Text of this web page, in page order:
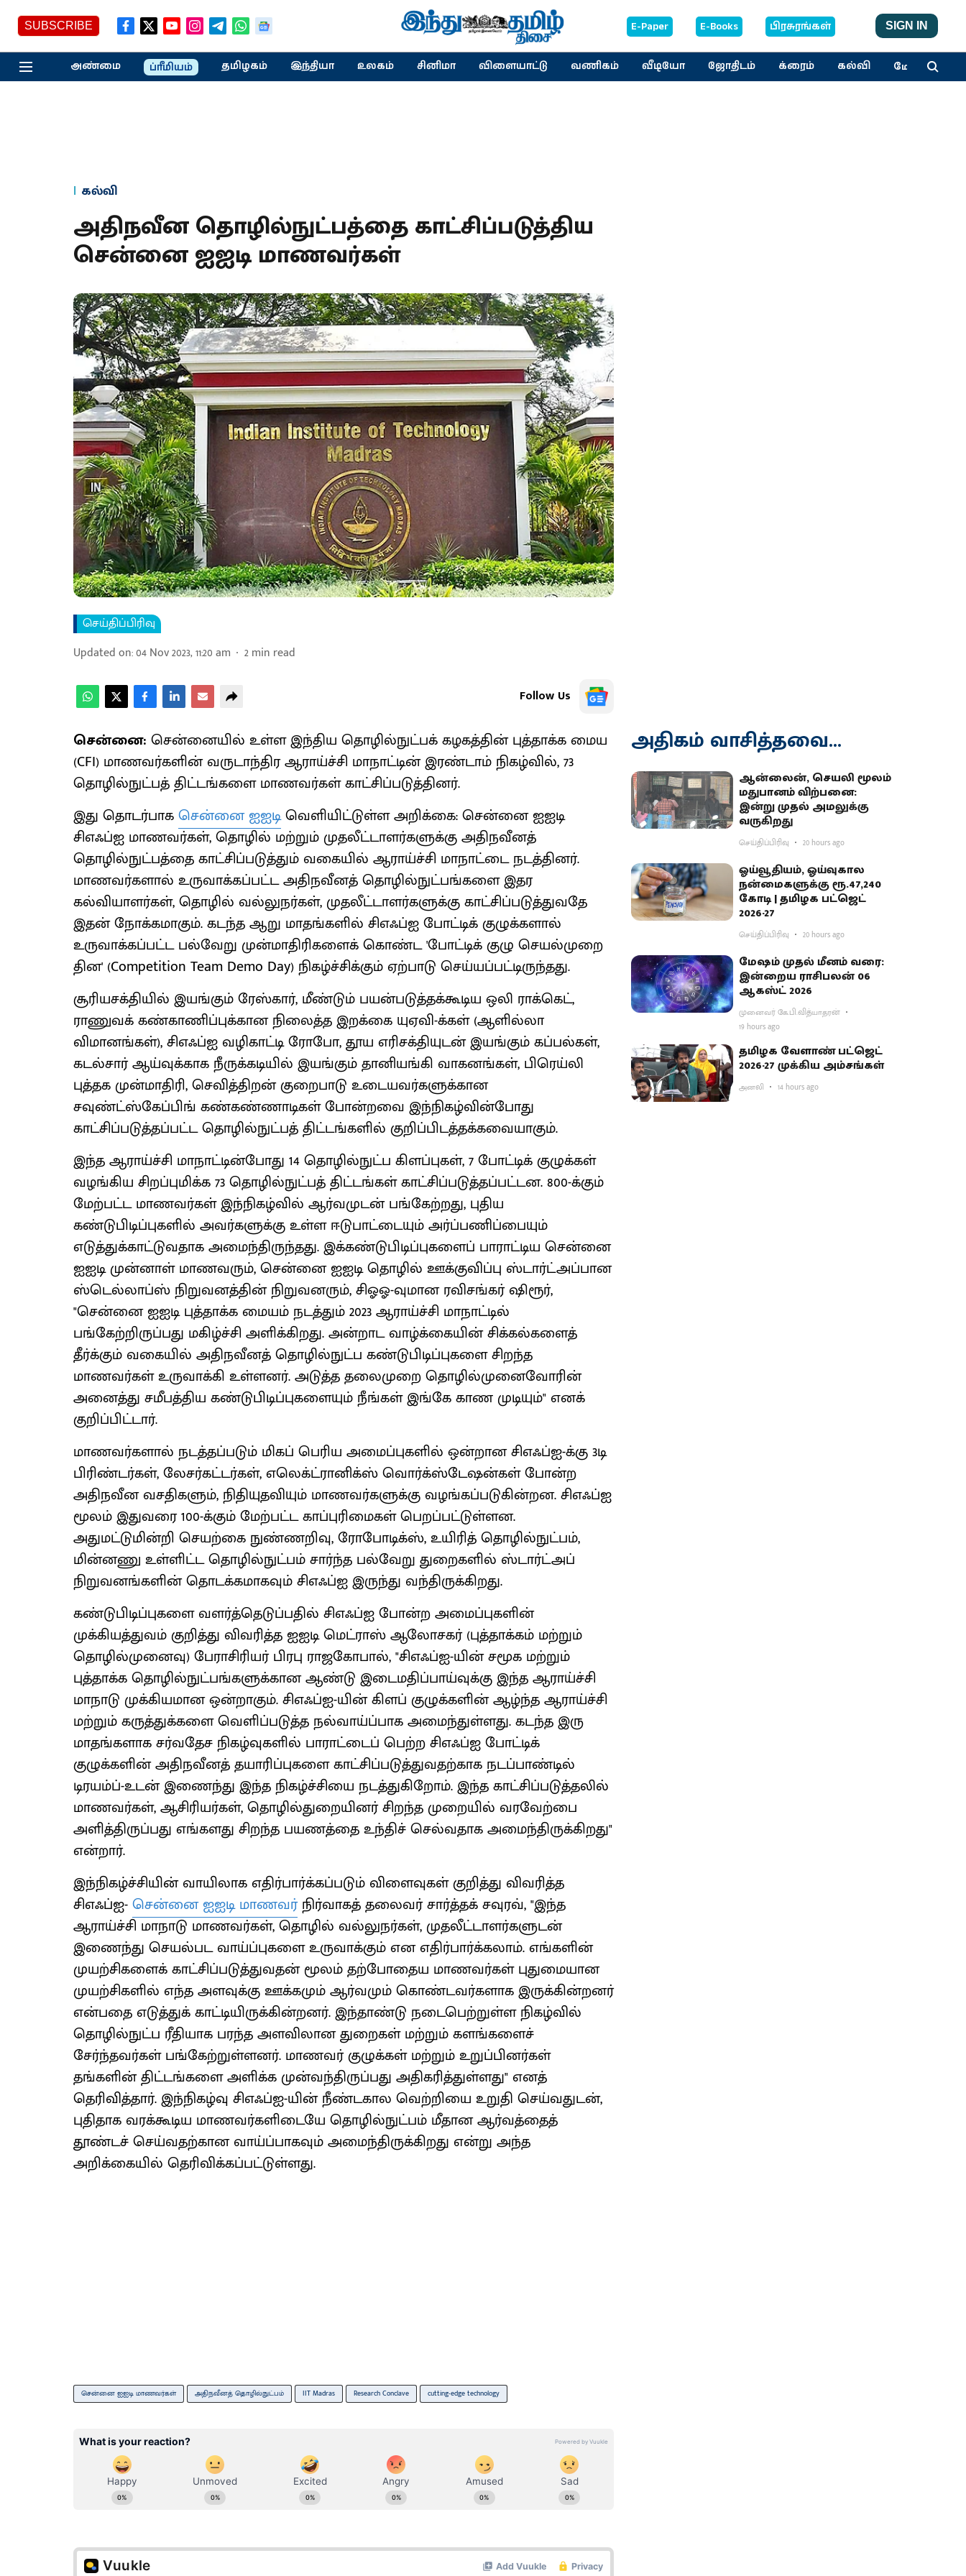
SUBSCRIBE E-Paper E-Books பிரசுரங்கள் SIGN IN
அண்மை ப்ரீமியம் தமிழகம் இந்தியா உலகம் சினிமா விளையாட்டு வணிகம் வீடியோ ஜோதிடம் க்ரைம் கல்வி மேலும்
கல்வி
அதிநவீன தொழில்நுட்பத்தை காட்சிப்படுத்திய
சென்னை ஐஐடி மாணவர்கள்
செய்திப்பிரிவு
Updated on:04 Nov 2023, 11:20 am 2min read
Follow Us
சென்னை: சென்னையில் உள்ள இந்திய தொழில்நுட்பக் கழகத்தின் புத்தாக்க மைய
(CFI) மாணவர்களின் வருடாந்திர ஆராய்ச்சி மாநாட்டின் இரண்டாம் நிகழ்வில், 73
தொழில்நுட்பத் திட்டங்களை மாணவர்கள் காட்சிப்படுத்தினர்.
இது தொடர்பாகசென்னை ஐஐடிவெளியிட்டுள்ள அறிக்கை: சென்னை ஐஐடி
சிஎஃப்ஐ மாணவர்கள், தொழில் மற்றும் முதலீட்டாளர்களுக்கு அதிநவீனத்
தொழில்நுட்பத்தை காட்சிப்படுத்தும் வகையில் ஆராய்ச்சி மாநாட்டை நடத்தினர்.
மாணவர்களால் உருவாக்கப்பட்ட அதிநவீனத் தொழில்நுட்பங்களை இதர
கல்வியாளர்கள், தொழில் வல்லுநர்கள், முதலீட்டாளர்களுக்கு காட்சிப்படுத்துவதே
இதன் நோக்கமாகும். கடந்த ஆறு மாதங்களில் சிஎஃப்ஐ போட்டிக் குழுக்களால்
உருவாக்கப்பட்ட பல்வேறு முன்மாதிரிகளைக் கொண்ட 'போட்டிக் குழு செயல்முறை
தின' (Competition Team Demo Day) நிகழ்ச்சிக்கும் ஏற்பாடு செய்யப்பட்டிருந்தது.
சூரியசக்தியில் இயங்கும் ரேஸ்கார், மீண்டும் பயன்படுத்தக்கூடிய ஒலி ராக்கெட்,
ராணுவக் கண்காணிப்புக்கான நிலைத்த இறக்கை யுஏவி-க்கள் (ஆளில்லா
விமானங்கள்), சிஎஃப்ஐ வழிகாட்டி ரோபோ, தூய எரிசக்தியுடன் இயங்கும் கப்பல்கள்,
கடல்சார் ஆய்வுக்காக நீருக்கடியில் இயங்கும் தானியங்கி வாகனங்கள், பிரெய்லி
புத்தக முன்மாதிரி, செவித்திறன் குறைபாடு உடையவர்களுக்கான
சவுண்ட்ஸ்கேப்பிங் கண்கண்ணாடிகள் போன்றவை இந்நிகழ்வின்போது
காட்சிப்படுத்தப்பட்ட தொழில்நுட்பத் திட்டங்களில் குறிப்பிடத்தக்கவையாகும்.
இந்த ஆராய்ச்சி மாநாட்டின்போது 14 தொழில்நுட்ப கிளப்புகள், 7 போட்டிக் குழுக்கள்
வழங்கிய சிறப்புமிக்க 73 தொழில்நுட்பத் திட்டங்கள் காட்சிப்படுத்தப்பட்டன. 800-க்கும்
மேற்பட்ட மாணவர்கள் இந்நிகழ்வில் ஆர்வமுடன் பங்கேற்றது, புதிய
கண்டுபிடிப்புகளில் அவர்களுக்கு உள்ள ஈடுபாட்டையும் அர்ப்பணிப்பையும்
எடுத்துக்காட்டுவதாக அமைந்திருந்தது. இக்கண்டுபிடிப்புகளைப் பாராட்டிய சென்னை
ஐஐடி முன்னாள் மாணவரும், சென்னை ஐஐடி தொழில் ஊக்குவிப்பு ஸ்டார்ட்அப்பான
ஸ்டெல்லாப்ஸ் நிறுவனத்தின் நிறுவனரும், சிஓஓ-வுமான ரவிசங்கர் ஷிரூர்,
"சென்னை ஐஐடி புத்தாக்க மையம் நடத்தும் 2023 ஆராய்ச்சி மாநாட்டில்
பங்கேற்றிருப்பது மகிழ்ச்சி அளிக்கிறது. அன்றாட வாழ்க்கையின் சிக்கல்களைத்
தீர்க்கும் வகையில் அதிநவீனத் தொழில்நுட்ப கண்டுபிடிப்புகளை சிறந்த
மாணவர்கள் உருவாக்கி உள்ளனர். அடுத்த தலைமுறை தொழில்முனைவோரின்
அனைத்து சமீபத்திய கண்டுபிடிப்புகளையும் நீங்கள் இங்கே காண முடியும்" எனக்
குறிப்பிட்டார்.
மாணவர்களால் நடத்தப்படும் மிகப் பெரிய அமைப்புகளில் ஒன்றான சிஎஃப்ஐ-க்கு 3டி
பிரிண்டர்கள், லேசர்கட்டர்கள், எலெக்ட்ரானிக்ஸ் வொர்க்ஸ்டேஷன்கள் போன்ற
அதிநவீன வசதிகளும், நிதியுதவியும் மாணவர்களுக்கு வழங்கப்படுகின்றன. சிஎஃப்ஐ
மூலம் இதுவரை 100-க்கும் மேற்பட்ட காப்புரிமைகள் பெறப்பட்டுள்ளன.
அதுமட்டுமின்றி செயற்கை நுண்ணறிவு, ரோபோடிக்ஸ், உயிரித் தொழில்நுட்பம்,
மின்னணு உள்ளிட்ட தொழில்நுட்பம் சார்ந்த பல்வேறு துறைகளில் ஸ்டார்ட்அப்
நிறுவனங்களின் தொடக்கமாகவும் சிஎஃப்ஐ இருந்து வந்திருக்கிறது.
கண்டுபிடிப்புகளை வளர்த்தெடுப்பதில் சிஎஃப்ஐ போன்ற அமைப்புகளின்
முக்கியத்துவம் குறித்து விவரித்த ஐஐடி மெட்ராஸ் ஆலோசகர் (புத்தாக்கம் மற்றும்
தொழில்முனைவு) பேராசிரியர் பிரபு ராஜகோபால், "சிஎஃப்ஐ-யின் சமூக மற்றும்
புத்தாக்க தொழில்நுட்பங்களுக்கான ஆண்டு இடைமதிப்பாய்வுக்கு இந்த ஆராய்ச்சி
மாநாடு முக்கியமான ஒன்றாகும். சிஎஃப்ஐ-யின் கிளப் குழுக்களின் ஆழ்ந்த ஆராய்ச்சி
மற்றும் கருத்துக்களை வெளிப்படுத்த நல்வாய்ப்பாக அமைந்துள்ளது. கடந்த இரு
மாதங்களாக சர்வதேச நிகழ்வுகளில் பாராட்டைப் பெற்ற சிஎஃப்ஐ போட்டிக்
குழுக்களின் அதிநவீனத் தயாரிப்புகளை காட்சிப்படுத்துவதற்காக நடப்பாண்டில்
டிரயம்ப்-உடன் இணைந்து இந்த நிகழ்ச்சியை நடத்துகிறோம். இந்த காட்சிப்படுத்தலில்
மாணவர்கள், ஆசிரியர்கள், தொழில்துறையினர் சிறந்த முறையில் வரவேற்பை
அளித்திருப்பது எங்களது சிறந்த பயணத்தை உந்திச் செல்வதாக அமைந்திருக்கிறது"
என்றார்.
இந்நிகழ்ச்சியின் வாயிலாக எதிர்பார்க்கப்படும் விளைவுகள் குறித்து விவரித்த
சிஎஃப்ஐ-சென்னை ஐஐடி மாணவர்நிர்வாகத் தலைவர் சார்த்தக் சவுரவ், "இந்த
ஆராய்ச்சி மாநாடு மாணவர்கள், தொழில் வல்லுநர்கள், முதலீட்டாளர்களுடன்
இணைந்து செயல்பட வாய்ப்புகளை உருவாக்கும் என எதிர்பார்க்கலாம். எங்களின்
முயற்சிகளைக் காட்சிப்படுத்துவதன் மூலம் தற்போதைய மாணவர்கள் புதுமையான
முயற்சிகளில் எந்த அளவுக்கு ஊக்கமும் ஆர்வமும் கொண்டவர்களாக இருக்கின்றனர்
என்பதை எடுத்துக் காட்டியிருக்கின்றனர். இந்தாண்டு நடைபெற்றுள்ள நிகழ்வில்
தொழில்நுட்ப ரீதியாக பரந்த அளவிலான துறைகள் மற்றும் களங்களைச்
சேர்ந்தவர்கள் பங்கேற்றுள்ளனர். மாணவர் குழுக்கள் மற்றும் உறுப்பினர்கள்
தங்களின் திட்டங்களை அளிக்க முன்வந்திருப்பது அதிகரித்துள்ளது" எனத்
தெரிவித்தார். இந்நிகழ்வு சிஎஃப்ஐ-யின் நீண்டகால வெற்றியை உறுதி செய்வதுடன்,
புதிதாக வரக்கூடிய மாணவர்களிடையே தொழில்நுட்பம் மீதான ஆர்வத்தைத்
தூண்டச் செய்வதற்கான வாய்ப்பாகவும் அமைந்திருக்கிறது என்று அந்த
அறிக்கையில் தெரிவிக்கப்பட்டுள்ளது.
சென்னை ஐஐடி மாணவர்கள் அதிநவீனத் தொழில்நுட்பம் IIT Madras Research Conclave cutting-edge technology
அதிகம் வாசித்தவை...
ஆன்லைன், செயலி மூலம்
மதுபானம் விற்பனை:
இன்று முதல் அமலுக்கு
வருகிறது
செய்திப்பிரிவு 20 hours ago
ஓய்வூதியம், ஓய்வுகால
நன்மைகளுக்கு ரூ.47,240
கோடி | தமிழக பட்ஜெட்
2026-27
செய்திப்பிரிவு 20 hours ago
மேஷம் முதல் மீனம் வரை:
இன்றைய ராசிபலன் 06
ஆகஸ்ட் 2026
முனைவர் கே.பி.வித்யாதரன்
19 hours ago
தமிழக வேளாண் பட்ஜெட்
2026-27 முக்கிய அம்சங்கள்
அனலி 14 hours ago